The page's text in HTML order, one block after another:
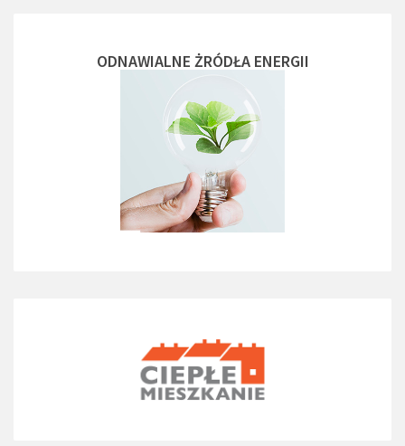
ODNAWIALNE ŻRÓDŁA ENERGII